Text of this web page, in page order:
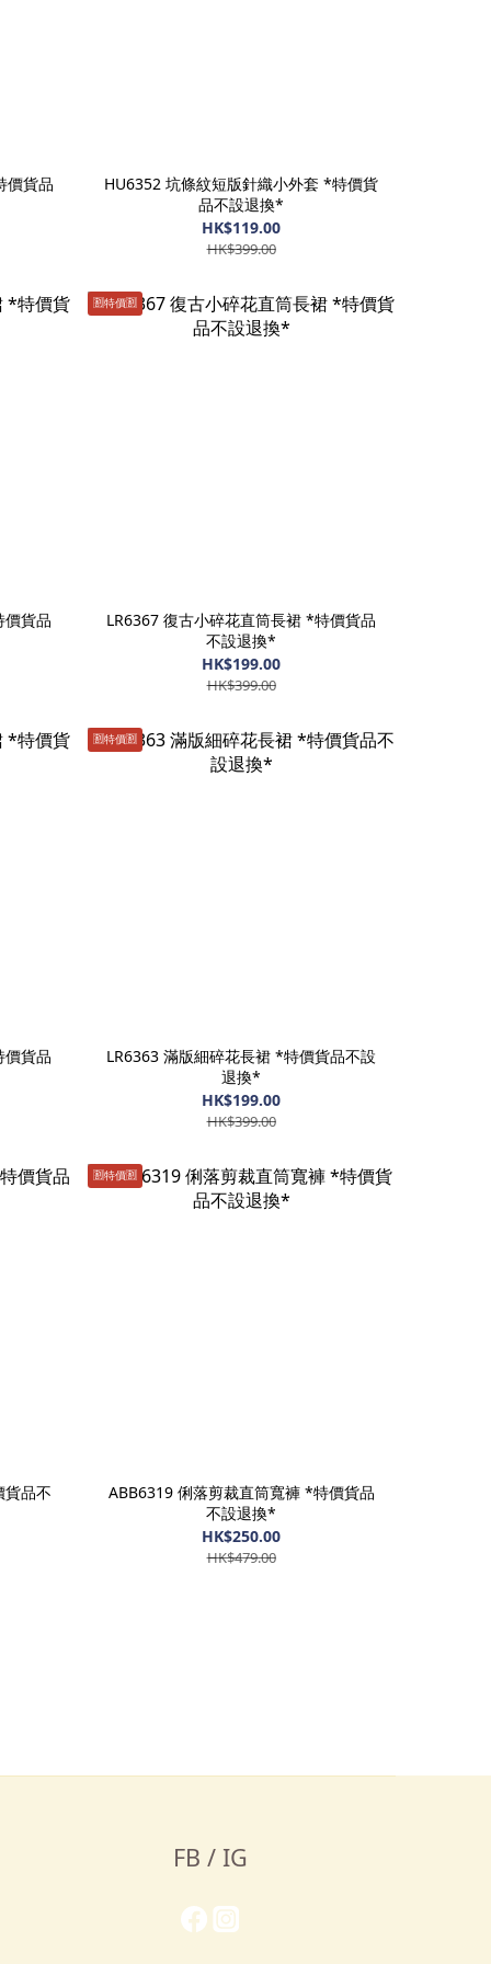
價貨品
HU6352 坑條紋短版針織小外套 *特價貨
品不設退換*
HK$119.00
HK$399.00
價貨品
🈹️特價🈹️
LR6367 復古小碎花直筒長裙 *特價貨品
不設退換*
HK$199.00
HK$399.00
價貨品
🈹️特價🈹️
LR6363 滿版細碎花長裙 *特價貨品不設
退換*
HK$199.00
HK$399.00
貨品不
🈹️特價🈹️
ABB6319 俐落剪裁直筒寬褲 *特價貨品
不設退換*
HK$250.00
HK$479.00
FB / IG